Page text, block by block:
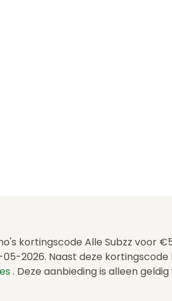
kortingscode Alle Subzz voor
2026. Naast deze
. Deze aanbieding is alleen